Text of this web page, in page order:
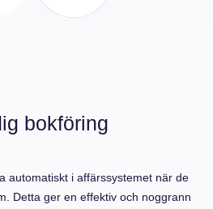
bokföring
automatiskt i affärssystemet när de
Detta ger en effektiv och noggrann